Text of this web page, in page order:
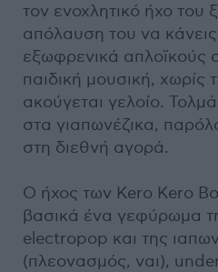
τον ενοχλητικό ήχο του
απόλαυση του να
εξωφρενικά απλοϊκούς
παιδική μουσική, χωρίς
ακούγεται γελοίο.
στα γιαπωνέζικα,
στη διεθνή αγορά.
Ο ήχος των Kero Kero
βασικά ένα γεφύρωμα
electropop και της
(πλεονασμός, ναι),